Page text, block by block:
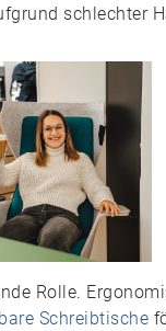
schlechter
Rolle.
Schreibtische